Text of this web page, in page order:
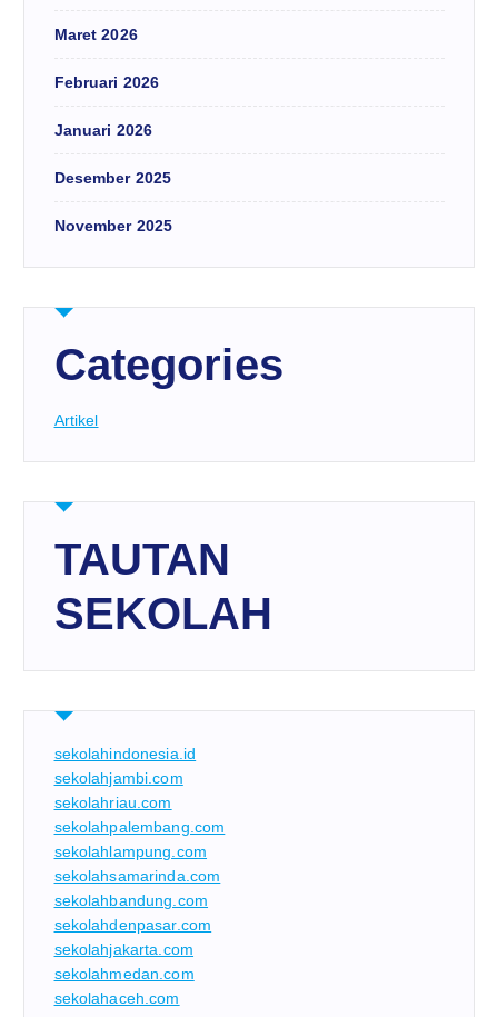
Maret 2026
Februari 2026
Januari 2026
Desember 2025
November 2025
Categories
Artikel
TAUTAN
SEKOLAH
sekolahindonesia.id
sekolahjambi.com
sekolahriau.com
sekolahpalembang.com
sekolahlampung.com
sekolahsamarinda.com
sekolahbandung.com
sekolahdenpasar.com
sekolahjakarta.com
sekolahmedan.com
sekolahaceh.com